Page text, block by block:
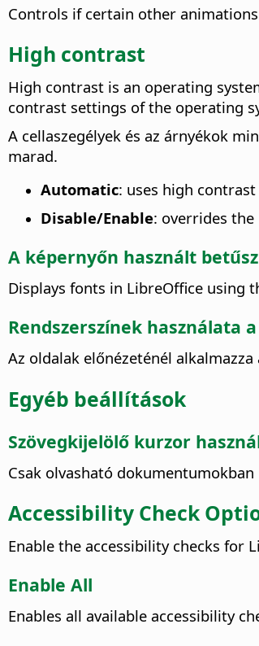
Controls if certain other
High contrast
High contrast is an operating
contrast settings of the operating
A cellaszegélyek és az árnyékok
marad.
Automatic: uses high
Disable/Enable: overrides
A képernyőn használt
Displays fonts in LibreOffice using
Rendszerszínek használata
Az oldalak előnézeténél
Egyéb beállítások
Szövegkijelölő kurzor
Csak olvasható
Accessibility Check
Enable the accessibility checks for
Enable All
Enables all available accessibility